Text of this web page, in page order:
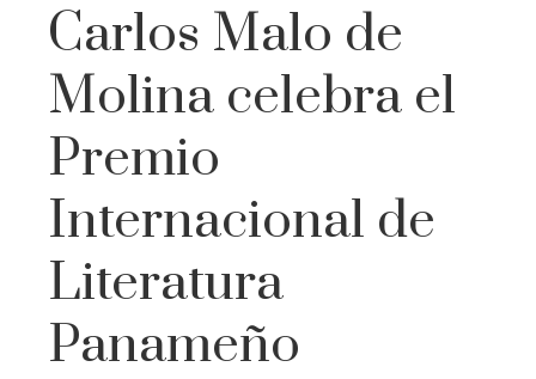
Carlos Malo de
Molina celebra el
Premio
Internacional de
Literatura
Panameño